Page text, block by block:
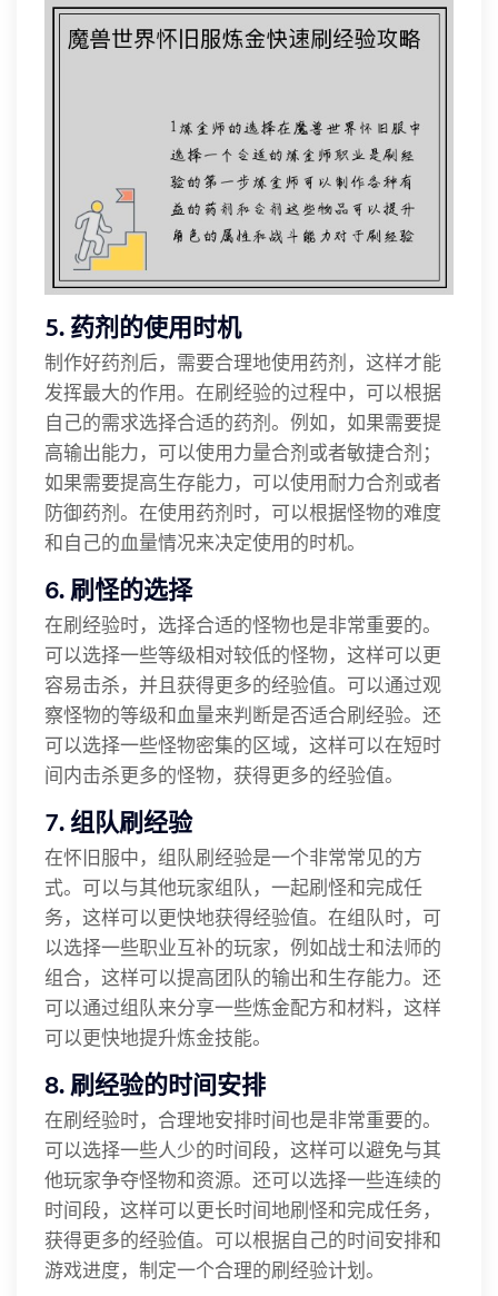
5. 药剂的使用时机
制作好药剂后，需要合理地使用药剂，这样才能
发挥最大的作用。在刷经验的过程中，可以根据
自己的需求选择合适的药剂。例如，如果需要提
高输出能力，可以使用力量合剂或者敏捷合剂；
如果需要提高生存能力，可以使用耐力合剂或者
防御药剂。在使用药剂时，可以根据怪物的难度
和自己的血量情况来决定使用的时机。
6. 刷怪的选择
在刷经验时，选择合适的怪物也是非常重要的。
可以选择一些等级相对较低的怪物，这样可以更
容易击杀，并且获得更多的经验值。可以通过观
察怪物的等级和血量来判断是否适合刷经验。还
可以选择一些怪物密集的区域，这样可以在短时
间内击杀更多的怪物，获得更多的经验值。
7. 组队刷经验
在怀旧服中，组队刷经验是一个非常常见的方
式。可以与其他玩家组队，一起刷怪和完成任
务，这样可以更快地获得经验值。在组队时，可
以选择一些职业互补的玩家，例如战士和法师的
组合，这样可以提高团队的输出和生存能力。还
可以通过组队来分享一些炼金配方和材料，这样
可以更快地提升炼金技能。
8. 刷经验的时间安排
在刷经验时，合理地安排时间也是非常重要的。
可以选择一些人少的时间段，这样可以避免与其
他玩家争夺怪物和资源。还可以选择一些连续的
时间段，这样可以更长时间地刷怪和完成任务，
获得更多的经验值。可以根据自己的时间安排和
游戏进度，制定一个合理的刷经验计划。